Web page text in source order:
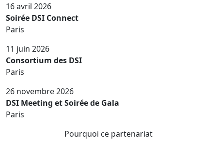
16 avril 2026
Soirée DSI Connect
Paris
11 juin 2026
Consortium des DSI
Paris
26 novembre 2026
DSI Meeting et Soirée de Gala
Paris
Pourquoi ce partenariat